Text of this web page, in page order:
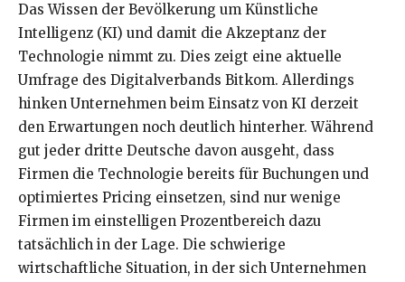
Das Wissen der Bevölkerung um Künstliche
Intelligenz (KI) und damit die Akzeptanz der
Technologie nimmt zu. Dies zeigt eine aktuelle
Umfrage des Digitalverbands Bitkom. Allerdings
hinken Unternehmen beim Einsatz von KI derzeit
den Erwartungen noch deutlich hinterher. Während
gut jeder dritte Deutsche davon ausgeht, dass
Firmen die Technologie bereits für Buchungen und
optimiertes Pricing einsetzen, sind nur wenige
Firmen im einstelligen Prozentbereich dazu
tatsächlich in der Lage. Die schwierige
wirtschaftliche Situation, in der sich Unternehmen